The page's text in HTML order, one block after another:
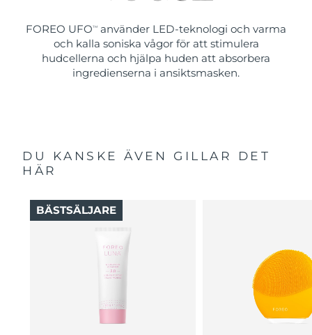
FOREO UFO TM
använder LED-teknologi och varma
och kalla soniska vågor för att stimulera
hudcellerna och hjälpa huden att absorbera
ingredienserna i ansiktsmasken.
DU KANSKE ÄVEN GILLAR DET
HÄR
BÄSTSÄLJARE